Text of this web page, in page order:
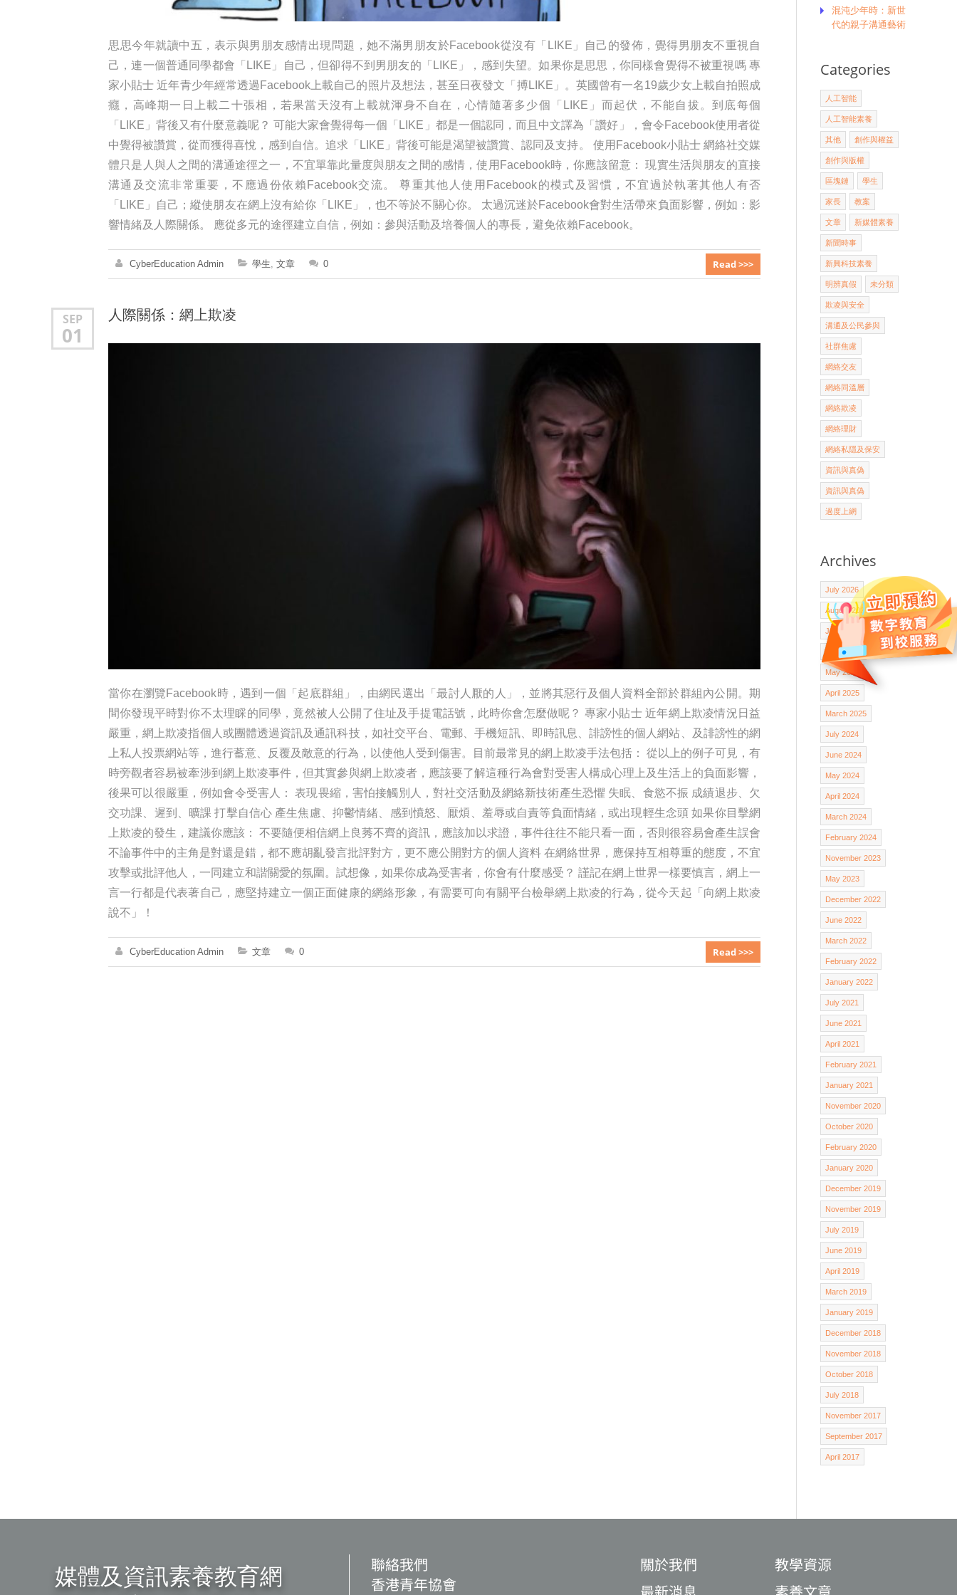
思思今年就讀中五，表示與男朋友感情出現問題，她不滿男朋友於Facebook從沒有「LIKE」自己的發佈，覺得男朋友不重視自
己，連一個普通同學都會「LIKE」自己，但卻得不到男朋友的「LIKE」，感到失望。如果你是思思，你同樣會覺得不被重視嗎 專
家小貼士 近年青少年經常透過Facebook上載自己的照片及想法，甚至日夜發文「搏LIKE」。英國曾有一名19歲少女上載自拍照成
癮，高峰期一日上載二十張相，若果當天沒有上載就渾身不自在，心情隨著多少個「LIKE」而起伏，不能自拔。到底每個
「LIKE」背後又有什麼意義呢？ 可能大家會覺得每一個「LIKE」都是一個認同，而且中文譯為「讚好」，會令Facebook使用者從
中覺得被讚賞，從而獲得喜悅，感到自信。追求「LIKE」背後可能是渴望被讚賞、認同及支持。 使用Facebook小貼士 網絡社交媒
體只是人與人之間的溝通途徑之一，不宜單靠此量度與朋友之間的感情，使用Facebook時，你應該留意： 現實生活與朋友的直接
溝通及交流非常重要，不應過份依賴Facebook交流。 尊重其他人使用Facebook的模式及習慣，不宜過於執著其他人有否
「LIKE」自己；縱使朋友在網上沒有給你「LIKE」，也不等於不關心你。 太過沉迷於Facebook會對生活帶來負面影響，例如：影
響情緒及人際關係。 應從多元的途徑建立自信，例如：參與活動及培養個人的專長，避免依賴Facebook。
CyberEducation Admin 學生, 文章 0 Read >>>
SEP
01
人際關係：網上欺凌
當你在瀏覽Facebook時，遇到一個「起底群組」，由網民選出「最討人厭的人」，並將其惡行及個人資料全部於群組內公開。期
間你發現平時對你不太理睬的同學，竟然被人公開了住址及手提電話號，此時你會怎麼做呢？ 專家小貼士 近年網上欺凌情況日益
嚴重，網上欺凌指個人或團體透過資訊及通訊科技，如社交平台、電郵、手機短訊、即時訊息、誹謗性的個人網站、及誹謗性的網
上私人投票網站等，進行蓄意、反覆及敵意的行為，以使他人受到傷害。目前最常見的網上欺凌手法包括： 從以上的例子可見，有
時旁觀者容易被牽涉到網上欺凌事件，但其實參與網上欺凌者，應該要了解這種行為會對受害人構成心理上及生活上的負面影響，
後果可以很嚴重，例如會令受害人： 表現畏縮，害怕接觸別人，對社交活動及網絡新技術產生恐懼 失眠、食慾不振 成績退步、欠
交功課、遲到、曠課 打擊自信心 產生焦慮、抑鬱情緒、感到憤怒、厭煩、羞辱或自責等負面情緒，或出現輕生念頭 如果你目擊網
上欺凌的發生，建議你應該： 不要隨便相信網上良莠不齊的資訊，應該加以求證，事件往往不能只看一面，否則很容易會產生誤會
不論事件中的主角是對還是錯，都不應胡亂發言批評對方，更不應公開對方的個人資料 在網絡世界，應保持互相尊重的態度，不宜
攻擊或批評他人，一同建立和諧關愛的氛圍。試想像，如果你成為受害者，你會有什麼感受？ 謹記在網上世界一樣要慎言，網上一
言一行都是代表著自己，應堅持建立一個正面健康的網絡形象，有需要可向有關平台檢舉網上欺凌的行為，從今天起「向網上欺凌
說不」！
CyberEducation Admin 文章 0 Read >>>
混沌少年時：新世
代的親子溝通藝術
Categories
人工智能
人工智能素養
其他 創作與權益
創作與版權
區塊鏈 學生
家長 教案
文章 新媒體素養
新聞時事
新興科技素養
明辨真假 未分類
欺凌與安全
溝通及公民參與
社群焦慮
網絡交友
網絡同溫層
網絡欺凌
網絡理財
網絡私隱及保安
資訊與真偽
資訊與真偽
過度上網
Archives
July 2026
August 2025
July 2025
June 2025
May 2025
April 2025
March 2025
July 2024
June 2024
May 2024
April 2024
March 2024
February 2024
November 2023
May 2023
December 2022
June 2022
March 2022
February 2022
January 2022
July 2021
June 2021
April 2021
February 2021
January 2021
November 2020
October 2020
February 2020
January 2020
December 2019
November 2019
July 2019
June 2019
April 2019
March 2019
January 2019
December 2018
November 2018
October 2018
July 2018
November 2017
September 2017
April 2017
媒體及資訊素養教育網
聯絡我們
香港青年協會
關於我們
教學資源